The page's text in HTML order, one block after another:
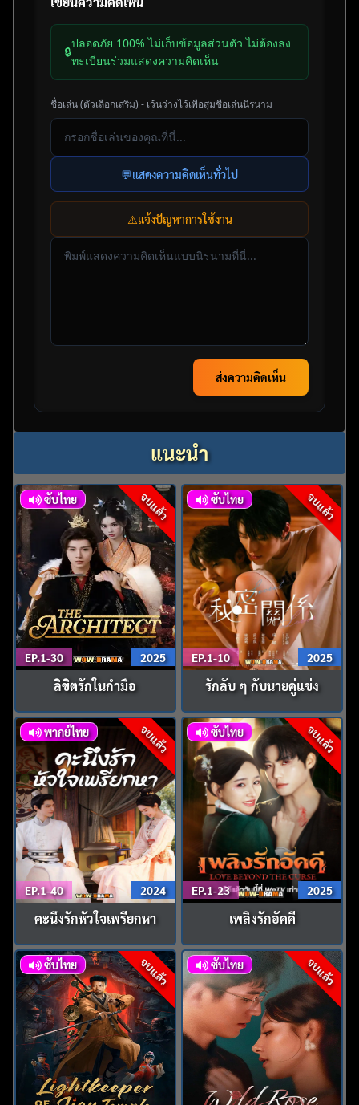
🔒
ปลอดภัย 100% ไม่เก็บข้อมูลส่วนตัว ไม่ต้องลง
ทะเบียนร่วมแสดงความคิดเห็น
ชื่อเล่น (ตัวเลือกเสริม) - เว้นว่างไว้เพื่อสุ่มชื่อเล่นนิรนาม
💬แสดงความคิดเห็นทั่วไป
⚠️แจ้งปัญหาการใช้งาน
ส่งความคิดเห็น
แนะนำ
จบแล้ว
ซับไทย
EP.1-30 2025
ลิขิตรักในกำมือ
จบแล้ว
ซับไทย
EP.1-10 2025
รักลับ ๆ กับนายคู่แข่ง
จบแล้ว
พากย์ไทย
EP.1-40 2024
คะนึงรักหัวใจเพรียกหา
จบแล้ว
ซับไทย
EP.1-23 2025
เพลิงรักอัคคี
จบแล้ว
ซับไทย จบแล้ว
ซับไทย